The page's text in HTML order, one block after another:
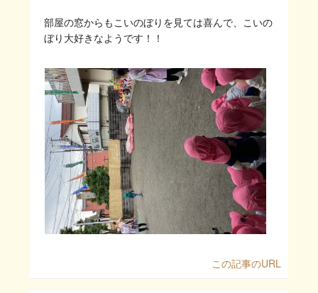
部屋の窓からもこいのぼりを見ては喜んで、こいの
ぼり大好きなようです！！
この記事のURL